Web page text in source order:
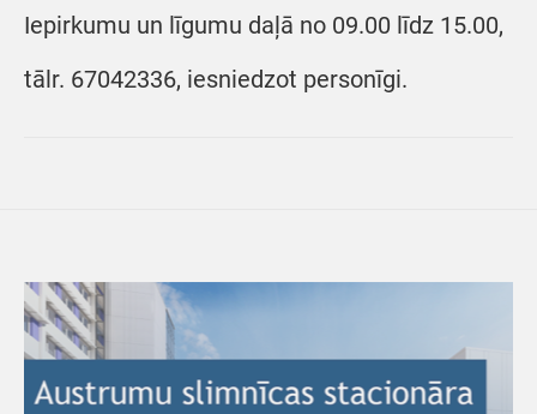
Iepirkumu un līgumu daļā no 09.00 līdz 15.00,
tālr. 67042336, iesniedzot personīgi.